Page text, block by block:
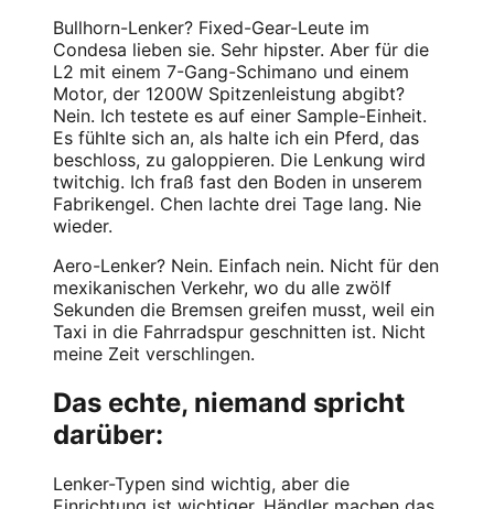
Bullhorn-Lenker? Fixed-Gear-Leute im
Condesa lieben sie. Sehr hipster. Aber für die
L2 mit einem 7-Gang-Schimano und einem
Motor, der 1200W Spitzenleistung abgibt?
Nein. Ich testete es auf einer Sample-Einheit.
Es fühlte sich an, als halte ich ein Pferd, das
beschloss, zu galoppieren. Die Lenkung wird
twitchig. Ich fraß fast den Boden in unserem
Fabrikengel. Chen lachte drei Tage lang. Nie
wieder.
Aero-Lenker? Nein. Einfach nein. Nicht für den
mexikanischen Verkehr, wo du alle zwölf
Sekunden die Bremsen greifen musst, weil ein
Taxi in die Fahrradspur geschnitten ist. Nicht
meine Zeit verschlingen.
Das echte, niemand spricht
darüber:
Lenker-Typen sind wichtig, aber die